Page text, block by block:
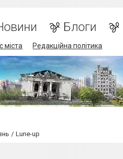
Блоги
міста Редакційна політика
Lune-up